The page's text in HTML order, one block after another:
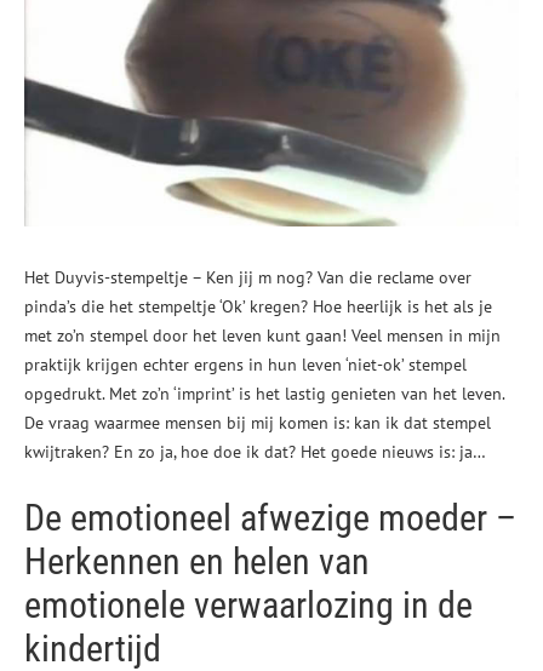
Het Duyvis-stempeltje – Ken jij m nog? Van die reclame over
pinda’s die het stempeltje ‘Ok’ kregen? Hoe heerlijk is het als je
met zo’n stempel door het leven kunt gaan! Veel mensen in mijn
praktijk krijgen echter ergens in hun leven ‘niet-ok’ stempel
opgedrukt. Met zo’n ‘imprint’ is het lastig genieten van het leven.
De vraag waarmee mensen bij mij komen is: kan ik dat stempel
kwijtraken? En zo ja, hoe doe ik dat? Het goede nieuws is: ja…
De emotioneel afwezige moeder –
Herkennen en helen van
emotionele verwaarlozing in de
kindertijd